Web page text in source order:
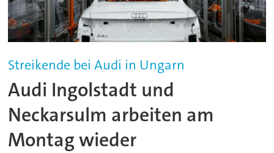
Streikende bei Audi in Ungarn
Audi Ingolstadt und
Neckarsulm arbeiten am
Montag wieder